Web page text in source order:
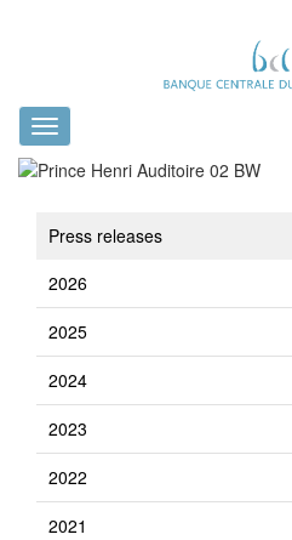
Toggle
navigation
Press releases
2026
2025
2024
2023
2022
2021